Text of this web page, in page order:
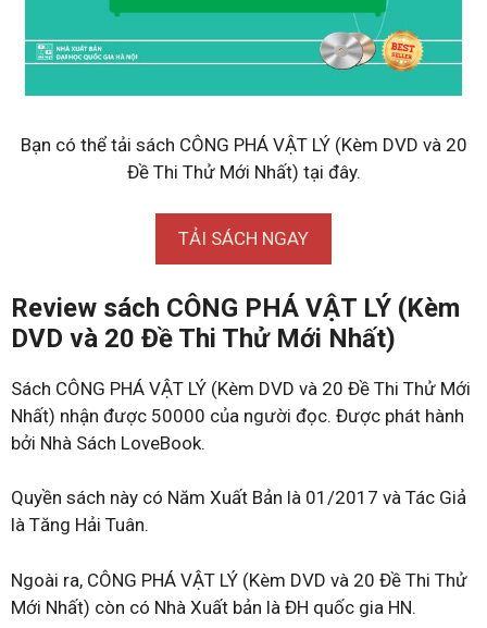
Bạn có thể tải sách CÔNG PHÁ VẬT LÝ (Kèm DVD và 20
Đề Thi Thử Mới Nhất) tại đây.
TẢI SÁCH NGAY
Review sách CÔNG PHÁ VẬT LÝ (Kèm
DVD và 20 Đề Thi Thử Mới Nhất)
Sách CÔNG PHÁ VẬT LÝ (Kèm DVD và 20 Đề Thi Thử Mới
Nhất) nhận được 50000 của người đọc. Được phát hành
bởi Nhà Sách LoveBook.
Quyền sách này có Năm Xuất Bản là 01/2017 và Tác Giả
là Tăng Hải Tuân.
Ngoài ra, CÔNG PHÁ VẬT LÝ (Kèm DVD và 20 Đề Thi Thử
Mới Nhất) còn có Nhà Xuất bản là ĐH quốc gia HN.